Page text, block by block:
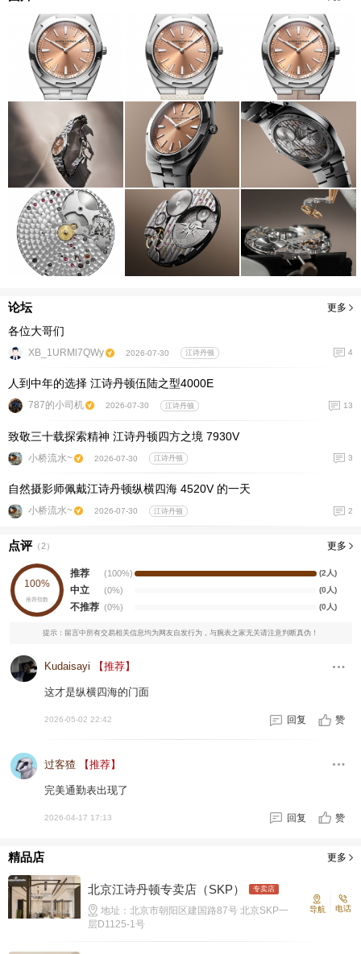
论坛 更多
各位大哥们
XB_1URMl7QWy 2026-07-30 江诗丹顿 4
人到中年的选择 江诗丹顿伍陆之型4000E
787的小司机 2026-07-30 江诗丹顿 13
致敬三十载探索精神 江诗丹顿四方之境 7930V
小桥流水~ 2026-07-30 江诗丹顿 3
自然摄影师佩戴江诗丹顿纵横四海 4520V 的一天
小桥流水~ 2026-07-30 江诗丹顿 2
点评（2） 更多
100%
推荐指数
推荐 (100%) (2人)
中立 (0%) (0人)
不推荐 (0%) (0人)
提示：留言中所有交易相关信息均为网友自发行为，与腕表之家无关请注意判断真伪！
Kudaisayi 【推荐】
这才是纵横四海的门面
2026-05-02 22:42 回复 赞
过客猹 【推荐】
完美通勤表出现了
2026-04-17 17:13 回复 赞
精品店 更多
北京江诗丹顿专卖店（SKP） 专卖店
地址：北京市朝阳区建国路87号 北京SKP一
层D1125-1号
导航 电话